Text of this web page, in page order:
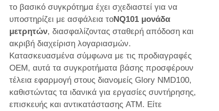
Αρχική Σελίδα
το βασικό συγκρότημα έχει σχεδιαστεί για να
υποστηρίζει με ασφάλεια τοNQ101 μονάδα
μετρητών, διασφαλίζοντας σταθερή απόδοση και
ακριβή διαχείριση λογαριασμών.
Κατασκευασμένα σύμφωνα με τις προδιαγραφές
OEM, αυτά τα συγκροτήματα βάσης προσφέρουν
τέλεια εφαρμογή στους διανομείς Glory NMD100,
καθιστώντας τα ιδανικά για εργασίες συντήρησης,
επισκευής και αντικατάστασης ATM. Είτε